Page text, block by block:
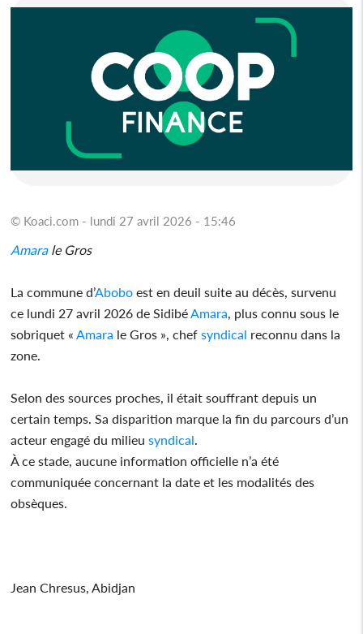
© Koaci.com - lundi 27 avril 2026 - 15:46
Amarale Gros
La commune d’Abobo est en deuil suite au décès, survenu
ce lundi 27 avril 2026 de Sidibé Amara , plus connu sous le
sobriquet « Amara le Gros », chefsyndical reconnu dans la
zone.
Selon des sources proches, il était souffrant depuis un
certain temps. Sa disparition marque la fin du parcours d’un
acteur engagé du milieusyndical
À ce stade, aucune information officielle n’a été
communiquée concernant la date et les modalités des
obsèques.
Jean Chresus, Abidjan